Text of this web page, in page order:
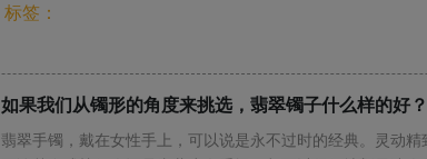
标签：
如果我们从镯形的角度来挑选，翡翠镯子什么样的好？
翡翠手镯，戴在女性手上，可以说是永不过时的经典。灵动精